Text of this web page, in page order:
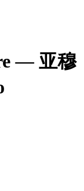
— 亚穆